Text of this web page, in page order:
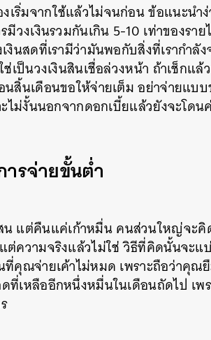
งเริ่มจากใช้แล้วไม่จนก่อน ข้อแนะน
มีวงเงินรวมกันเกิน 5-10 เท่าของร
นสดที่เรามีว่ามันพอกับสิ่งที่เรากำลัง
เป็นวงเงินสินเชื่อล่วงหน้า ถ้าเช็กแ
สิ้นเดือนขอให้จ่ายเต็ม อย่าจ่ายแบ
ไม่งั้นนอกจากดอกเบี้ยแล้วยังจะโด
รจ่ายขั้นต่ำ
แต่คืนแค่เก้าหมื่น คนส่วนใหญ่จะคิ
ความจริงแล้วไม่ใช่ วิธีที่คิดนั้นจะแ
คุณจ่ายเค้าไม่หมด เพราะถือว่าคุณ
เหลืออีกหนึ่งหมื่นในเดือนถัดไป เพ
SHARE TWEET LINE